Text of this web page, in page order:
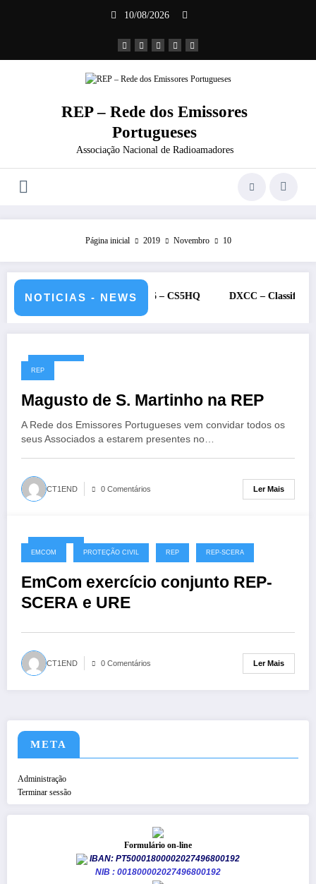
10/08/2026
REP – Rede dos Emissores
Portugueses
Associação Nacional de Radioamadores
Página inicial 2019 Novembro 10
NOTICIAS - NEWS
e 12 de julho de 2026 – CS5HQ DXCC – Classificação estações
10/11/2019
REP
Magusto de S. Martinho na REP
A Rede dos Emissores Portugueses vem convidar todos os
seus Associados a estarem presentes no…
CT1END 0 Comentários Ler Mais
10/11/2019
EMCOM PROTEÇÃO CIVIL REP REP-SCERA
EmCom exercício conjunto REP-
SCERA e URE
CT1END 0 Comentários Ler Mais
META
Administração
Terminar sessão
Formulário on-line
IBAN: PT50001800002027496800192
NIB : 001800002027496800192